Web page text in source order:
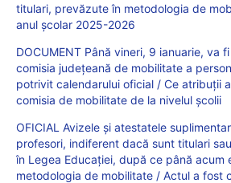
titulari, prevăzute în metodologia de
anul școlar 2025-2026
DOCUMENT Până vineri, 9 ianuarie, va
comisia județeană de mobilitate a
potrivit calendarului oficial / Ce atribuții
comisia de mobilitate de la nivelul școlii
OFICIAL Avizele și atestatele
profesori, indiferent dacă sunt titulari
în Legea Educației, după ce până acum
metodologia de mobilitate / Actul a fost